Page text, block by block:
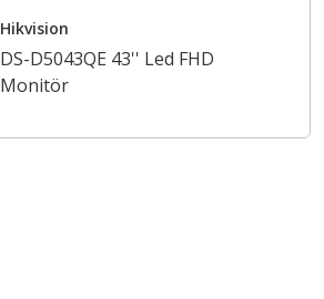
Hikvision
DS-D5043QE 43'' Led FHD
Monitör